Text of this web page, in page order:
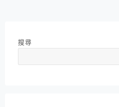
搜尋